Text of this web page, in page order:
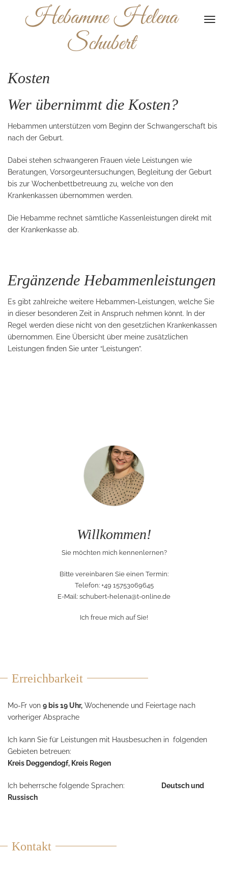
Hebamme Helena
Schubert
Kosten
Wer übernimmt die Kosten?
Hebammen unterstützen vom Beginn der Schwangerschaft bis
nach der Geburt.
Dabei stehen schwangeren Frauen viele Leistungen wie
Beratungen, Vorsorgeuntersuchungen, Begleitung der Geburt
bis zur Wochenbettbetreuung zu, welche von den
Krankenkassen übernommen werden.
Die Hebamme rechnet sämtliche Kassenleistungen direkt mit
der Krankenkasse ab.
Ergänzende Hebammenleistungen
Es gibt zahlreiche weitere Hebammen-Leistungen, welche Sie
in dieser besonderen Zeit in Anspruch nehmen könnt. In der
Regel werden diese nicht von den gesetzlichen Krankenkassen
übernommen. Eine Übersicht über meine zusätzlichen
Leistungen finden Sie unter “Leistungen”.
Willkommen!
Sie möchten mich kennenlernen?
Bitte vereinbaren Sie einen Termin:
Telefon: +49 15753069645
E-Mail: schubert-helena@t-online.de
Ich freue mich auf Sie!
Erreichbarkeit
Mo-Fr von 9 bis 19 Uhr, Wochenende und Feiertage nach
vorheriger Absprache
Ich kann Sie für Leistungen mit Hausbesuchen in folgenden
Gebieten betreuen:
Kreis Deggendogf, Kreis Regen
Ich beherrsche folgende Sprachen: Deutsch und
Russisch
Kontakt